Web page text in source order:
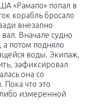
«Рамапо» попал в
корабль бросало
внезапно
Вначале судно
потом подняло
воды. Экипаж,
зафиксировал
она со
что это
либо измеренной